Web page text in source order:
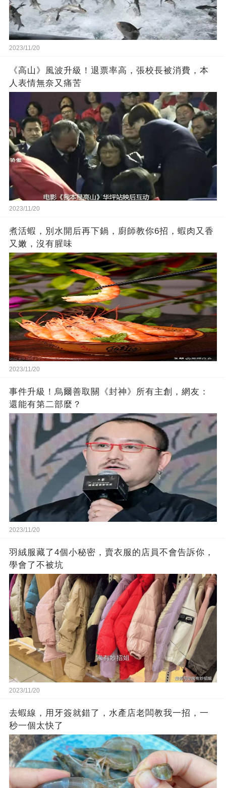
2023/11/20
《高山》風波升級！退票率高，張校長被消費，本
人表情無奈又痛苦
2023/11/20
煮活蝦，別水開后再下鍋，廚師教你6招，蝦肉又香
又嫩，沒有腥味
2023/11/20
事件升級！烏爾善取關《封神》所有主創，網友：
還能有第二部麼？
2023/11/20
羽絨服藏了4個小秘密，賣衣服的店員不會告訴你，
學會了不被坑
2023/11/20
去蝦線，用牙簽就錯了，水產店老闆教我一招，一
秒一個太快了